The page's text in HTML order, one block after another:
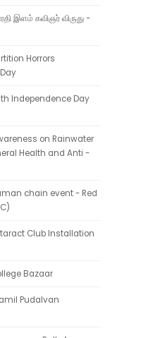
இளம் கவிஞர் விருது -
Horrors
Independence Day
on Rainwater
Health and Anti -
chain event - Red
Club Installation
Bazaar
Pudalvan